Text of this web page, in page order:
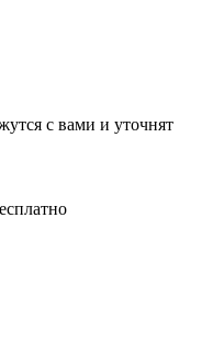
с вами и уточнят